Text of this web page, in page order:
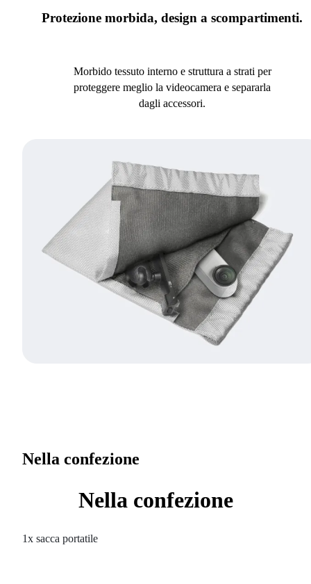
Protezione morbida, design a scompartimenti.
Morbido tessuto interno e struttura a strati per
proteggere meglio la videocamera e separarla
dagli accessori.
Nella confezione
Nella confezione
1x sacca portatile